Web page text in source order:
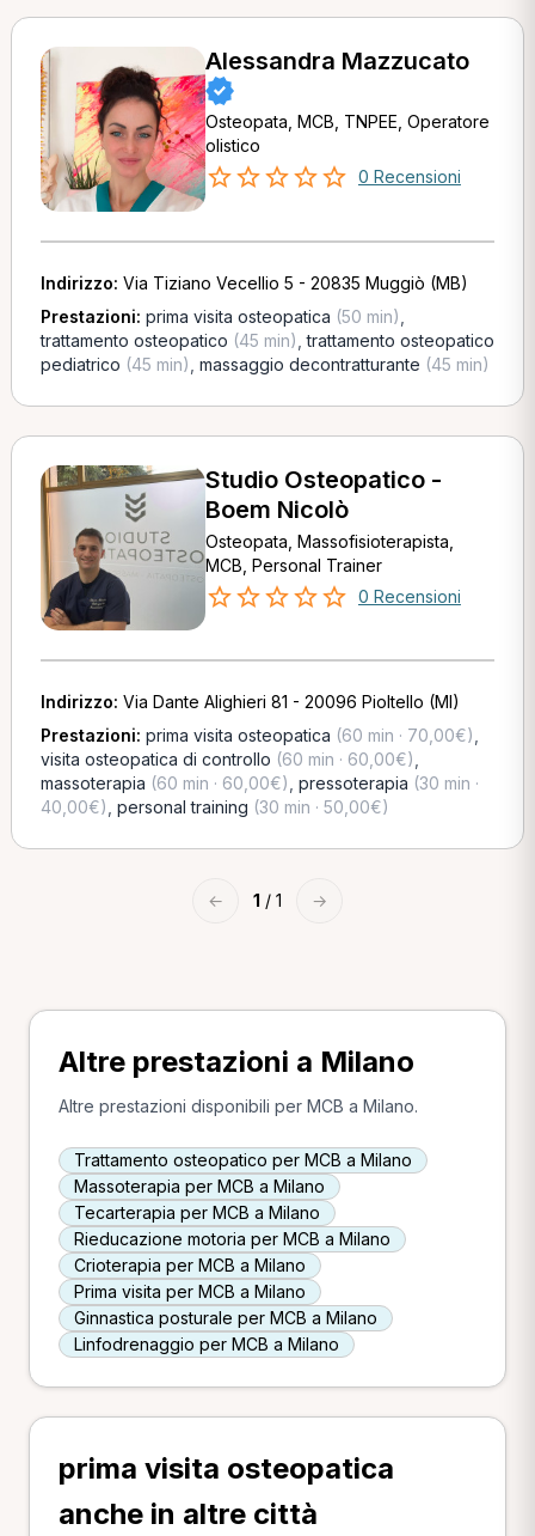
Alessandra Mazzucato
Osteopata, MCB, TNPEE, Operatore
olistico
0 Recensioni
Indirizzo: Via Tiziano Vecellio 5 - 20835 Muggiò (MB)
Prestazioni: prima visita osteopatica (50 min)
trattamento osteopatico (45 min) ,trattamento osteopatico
pediatrico (45 min) massaggio decontratturante (45 min)
Studio Osteopatico -
Boem Nicolò
Osteopata, Massofisioterapista,
MCB, Personal Trainer
0 Recensioni
Indirizzo: Via Dante Alighieri 81 - 20096 Pioltello (MI)
Prestazioni: prima visita osteopatica (60 min · 70,00€)
visita osteopatica di controllo (60 min · 60,00€)
massoterapia (60 min · 60,00€) pressoterapia (30 min ·
40,00€) personal training (30 min · 50,00€)
← 1 / 1 →
Altre prestazioni a Milano
Altre prestazioni disponibili per MCB a Milano.
Trattamento osteopatico per MCB a Milano
Massoterapia per MCB a Milano
Tecarterapia per MCB a Milano
Rieducazione motoria per MCB a Milano
Crioterapia per MCB a Milano
Prima visita per MCB a Milano
Ginnastica posturale per MCB a Milano
Linfodrenaggio per MCB a Milano
prima visita osteopatica
anche in altre città